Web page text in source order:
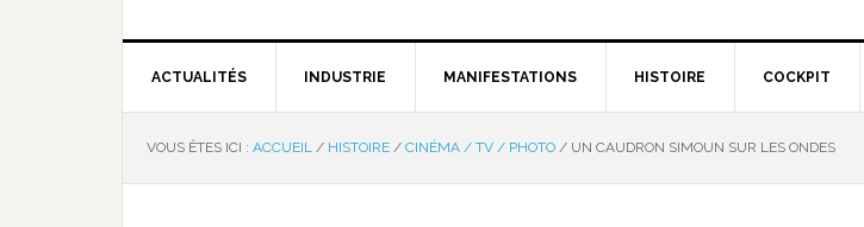
ACTUALITÉS INDUSTRIE MANIFESTATIONS HISTOIRE COCKPIT
VOUS ÊTES ICI : ACCUEIL / HISTOIRE / CINÉMA / TV / PHOTO / UN CAUDRON SIMOUN SUR LES ONDES